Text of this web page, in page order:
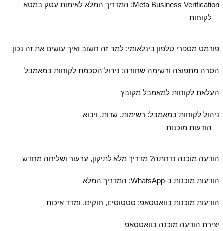
Meta Business Verification: המדריך המלא לאימות עסק במטא
לקוחות
פורמט מספרי טלפון בינלאומי: למה זה חשוב ואיך עושים את זה נכון
הסרה מתפוצה ורשימה שחורה: ניהול הסכמת לקוחות במאמבל
העלאת לקוחות למאמבל מקובץ
ניהול לקוחות במאמבל: רשימות, שדות, ויבוא
הודעות מוכנות
הודעה מוכנה נדחתה? מדריך מלא לתיקון, ערעור ושליחה מחדש
הודעות מוכנות ב‑WhatsApp: המדריך המלא
הודעות מוכנות בוואטסאפ: סטטוסים, חוקים, ומדד איכות
יצירת הודעה מוכנה בוואטסאפ